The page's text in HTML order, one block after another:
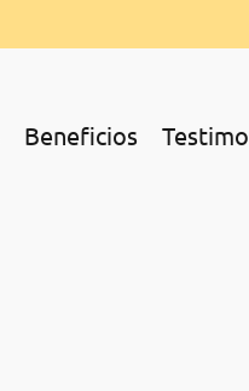
Beneficios